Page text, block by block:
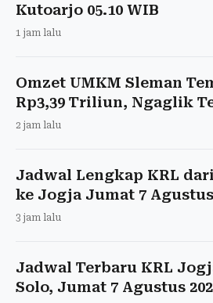
Kutoarjo 05.10 WIB
1 jam lalu
Omzet UMKM Sleman
Rp3,39 Triliun, Ngaglik
2 jam lalu
Jadwal Lengkap KRL
ke Jogja Jumat 7 Agustus
3 jam lalu
Jadwal Terbaru KRL
Solo, Jumat 7 Agustus